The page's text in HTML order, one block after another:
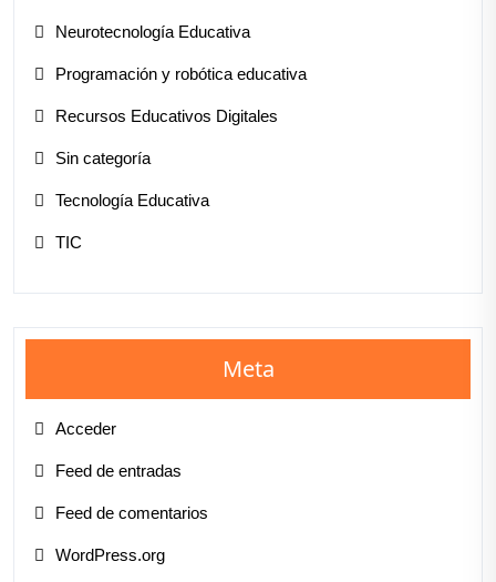
Neurotecnología Educativa
Programación y robótica educativa
Recursos Educativos Digitales
Sin categoría
Tecnología Educativa
TIC
Meta
Acceder
Feed de entradas
Feed de comentarios
WordPress.org